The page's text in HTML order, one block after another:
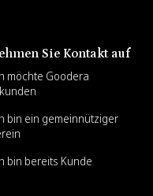
Sie Kontakt auf
möchte Goodera
bin ein gemeinnütziger
bin bereits Kunde